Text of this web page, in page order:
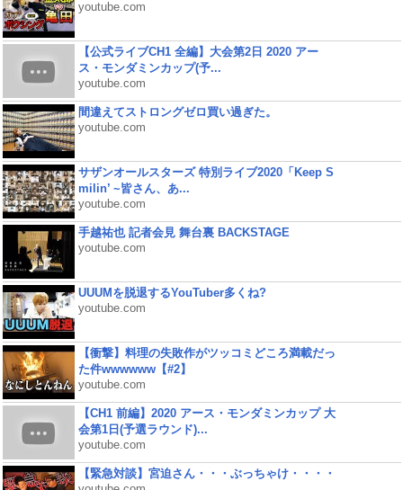
youtube.com
【公式ライブCH1 全編】大会第2日 2020 アー
ス・モンダミンカップ(予...
youtube.com
間違えてストロングゼロ買い過ぎた。
youtube.com
サザンオールスターズ 特別ライブ2020「Keep S
milin’ ~皆さん、あ...
youtube.com
手越祐也 記者会見 舞台裏 BACKSTAGE
youtube.com
UUUMを脱退するYouTuber多くね?
youtube.com
【衝撃】料理の失敗作がツッコミどころ満載だっ
た件wwwwww【#2】
youtube.com
【CH1 前編】2020 アース・モンダミンカップ 大
会第1日(予選ラウンド)...
youtube.com
【緊急対談】宮迫さん・・・ぶっちゃけ・・・・